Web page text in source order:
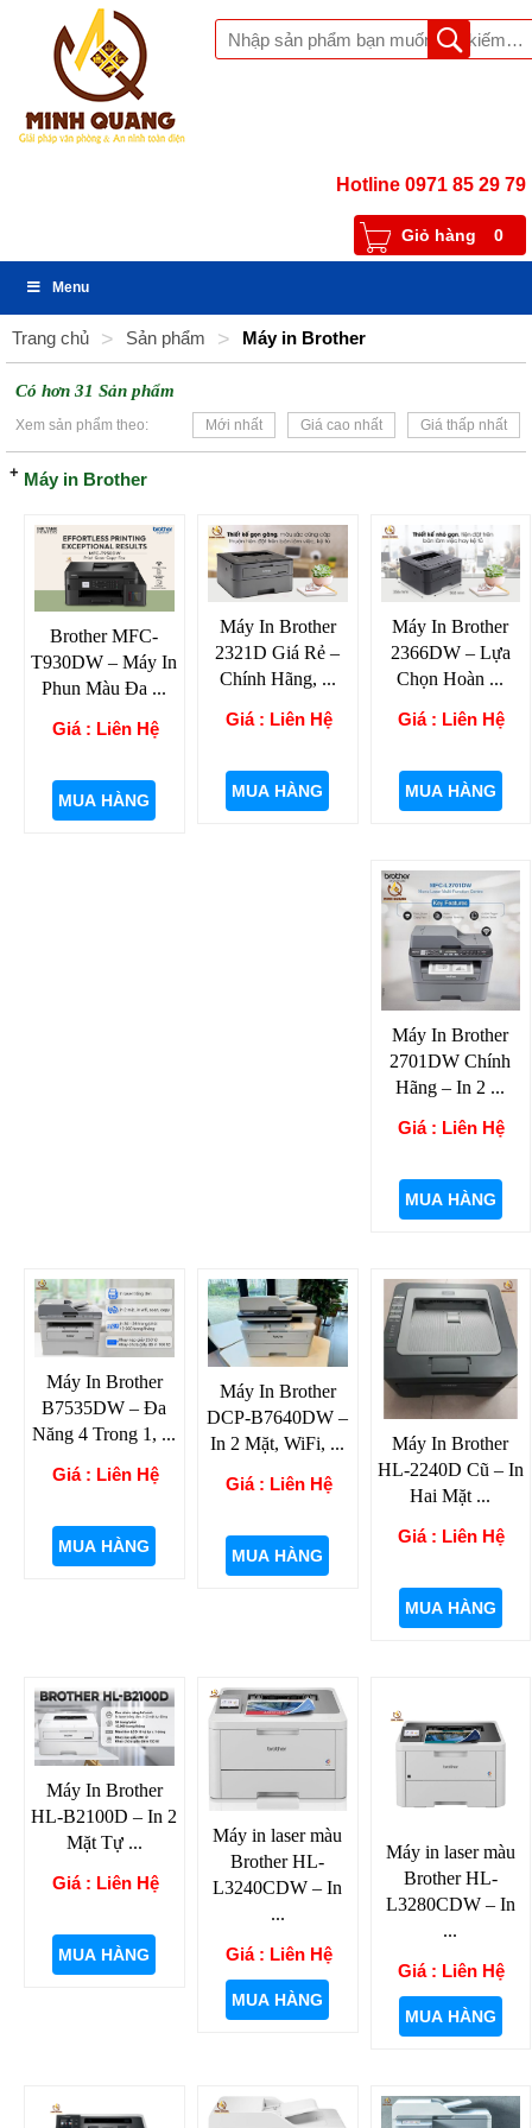
Hotline 0971 85 29 79
Giỏ hàng 0
Menu
Trang chủ > Sản phẩm > Máy in Brother
Có hơn 31 Sản phẩm
Xem sản phẩm theo: Mới nhất Giá cao nhất Giá thấp nhất
Máy in Brother
Brother MFC-
T930DW – Máy In
Phun Màu Đa ...
Giá : Liên Hệ
MUA HÀNG
Máy In Brother
2321D Giá Rẻ –
Chính Hãng, ...
Giá : Liên Hệ
MUA HÀNG
Máy In Brother
2366DW – Lựa
Chọn Hoàn ...
Giá : Liên Hệ
MUA HÀNG
Máy In Brother
2701DW Chính
Hãng – In 2 ...
Giá : Liên Hệ
MUA HÀNG
Máy In Brother
B7535DW – Đa
Năng 4 Trong 1, ...
Giá : Liên Hệ
MUA HÀNG
Máy In Brother
DCP-B7640DW –
In 2 Mặt, WiFi, ...
Giá : Liên Hệ
MUA HÀNG
Máy In Brother
HL-2240D Cũ – In
Hai Mặt ...
Giá : Liên Hệ
MUA HÀNG
Máy In Brother
HL-B2100D – In 2
Mặt Tự ...
Giá : Liên Hệ
MUA HÀNG
Máy in laser màu
Brother HL-
L3240CDW – In
...
Giá : Liên Hệ
MUA HÀNG
Máy in laser màu
Brother HL-
L3280CDW – In
...
Giá : Liên Hệ
MUA HÀNG